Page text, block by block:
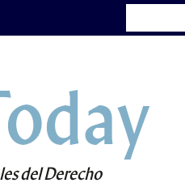
del Derecho